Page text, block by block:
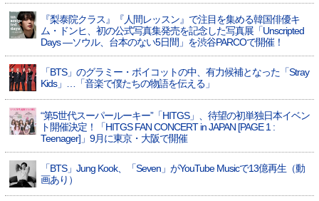
『梨泰院クラス』『人間レッスン』で注目を集める韓国俳優キ
ム・ドンヒ、初の公式写真集発売を記念した写真展「Unscripted
Days —ソウル、台本のない5日間」を渋谷PARCOで開催！
「BTS」のグラミー・ボイコットの中、有力候補となった「Stray
Kids」…「音楽で僕たちの物語を伝える」
“第5世代スーパールーキー”「HITGS」、待望の初単独日本イベン
ト開催決定！「HITGS FAN CONCERT in JAPAN [PAGE 1 :
Teenager]」9月に東京・大阪で開催
「BTS」Jung Kook、「Seven」がYouTube Musicで13億再生（動
画あり）